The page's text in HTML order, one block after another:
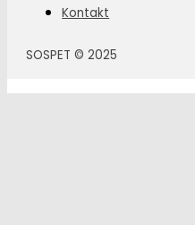
Kontakt
SOSPET © 2025